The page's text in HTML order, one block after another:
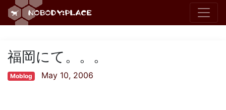
福岡にて。。。
Moblog May 10, 2006